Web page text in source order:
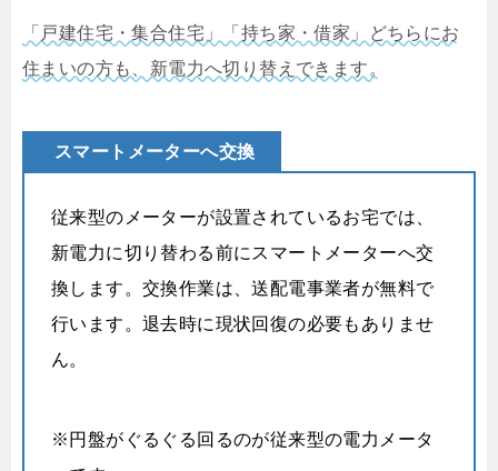
「戸建住宅・集合住宅」「持ち家・借家」どちらにお
住まいの方も、新電力へ切り替えできます。
スマートメーターへ交換
従来型のメーターが設置されているお宅では、
新電力に切り替わる前にスマートメーターへ交
換します。交換作業は、送配電事業者が無料で
行います。退去時に現状回復の必要もありませ
ん。
※円盤がぐるぐる回るのが従来型の電力メータ